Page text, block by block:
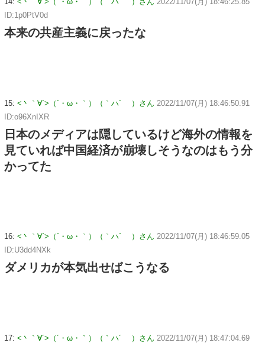
ID:1p0PtV0d
本来の共産主義に戻ったな
15: <丶｀∀´>（´・ω・｀）（｀ハ´ ）さん 2022/11/07(月) 18:46:50.91
ID:o96XnIXR
日本のメディアは隠しているけど海外の情報を
見ていれば中国経済が崩壊しそうなのはもう分
かってた
16: <丶｀∀´>（´・ω・｀）（｀ハ´ ）さん 2022/11/07(月) 18:46:59.05
ID:U3dd4NXk
ダメリカが本気出せばこうなる
17: <丶｀∀´>（´・ω・｀）（｀ハ´ ）さん 2022/11/07(月) 18:47:04.69